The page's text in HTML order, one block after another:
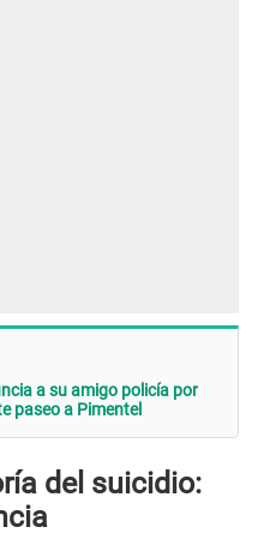
a su amigo policía por
paseo a Pimentel
del suicidio: